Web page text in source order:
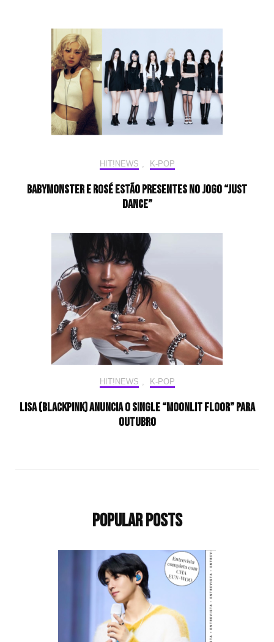
HIT!NEWS , K-POP
BabyMonster e Rosé estão presentes no jogo “Just
Dance”
HIT!NEWS , K-POP
LISA (BLACKPINK) anuncia o single “Moonlit Floor” para
outubro
Popular Posts